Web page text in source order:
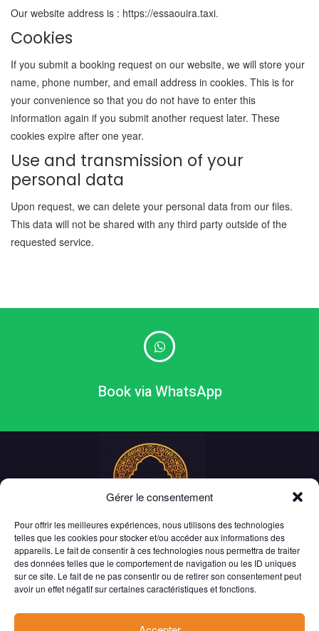
Gérer le consentement
Pour offrir les meilleures expériences, nous utilisons des technologies
telles que les cookies pour stocker et/ou accéder aux informations des
appareils. Le fait de consentir à ces technologies nous permettra de traiter
des données telles que le comportement de navigation ou les ID uniques
sur ce site. Le fait de ne pas consentir ou de retirer son consentement peut
avoir un effet négatif sur certaines caractéristiques et fonctions.
Our website address is : https://essaouira.taxi.
Cookies
If you submit a booking request on our website, we will store your
name, phone number, and email address in cookies. This is for
your convenience so that you do not have to enter this
information again if you submit another request later. These
cookies expire after one year.
Use and transmission of your
personal data
Upon request, we can delete your personal data from our files.
This data will not be shared with any third party outside of the
requested service.
Book via WhatsApp
essaouira.taxi
BP 76 - Had Draa